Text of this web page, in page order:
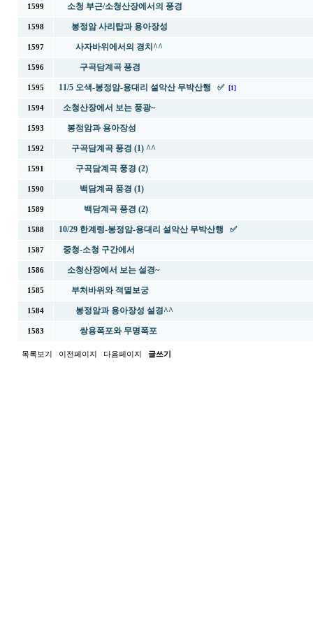
1599 소청 부근/소청산장에서의 풍경
1598 봉정암 사리탑과 용아장성
1597 사자바위에서의 경치^^
1596 구곡담계곡 풍경
1595 11/5 오색-봉정암-용대리 설악산 무박산행 ✅ [1]
1594 소청산장에서 보는 풍광~
1593 봉정암과 용아장성
1592 구곡담계곡 풍경 (1) ^^
1591 구곡담계곡 풍경 (2)
1590 백담계곡 풍경 (1)
1589 백담계곡 풍경 (2)
1588 10/29 한계령-봉정암-용대리 설악산 무박산행 ✅
1587 중청-소청 구간에서
1586 소청산장에서 보는 설경~
1585 부처바위와 적멸보궁
1584 봉정암과 용아장성 설경^^
1583 쌍용폭포와 무명폭포
목록보기 이전페이지 다음페이지 글쓰기